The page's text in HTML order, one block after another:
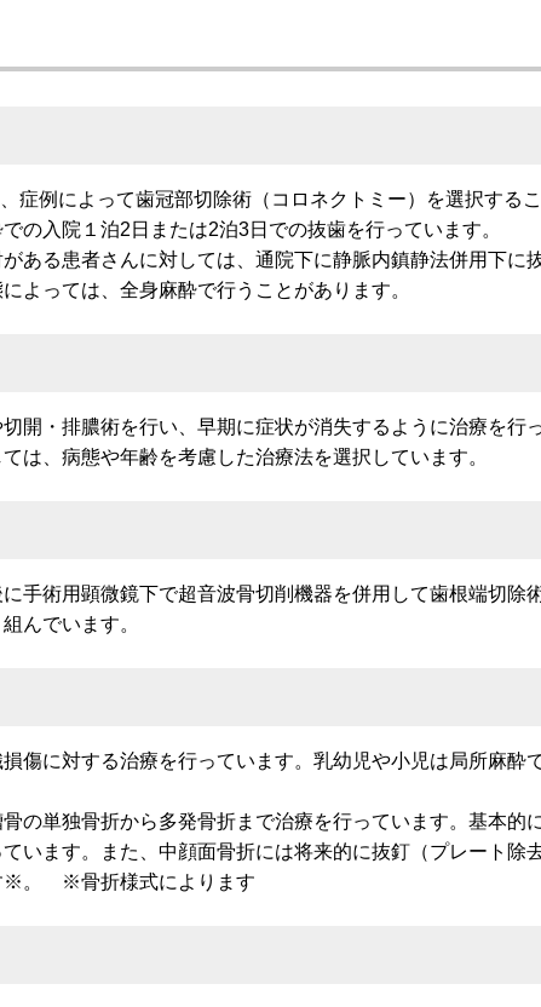
症例によって歯冠部切除術（コロネクトミー）を選択する
の入院１泊2日または2泊3日での抜歯を行っています。
ある患者さんに対しては、通院下に静脈内鎮静法併用下に
よっては、全身麻酔で行うことがあります。
開・排膿術を行い、早期に症状が消失するように治療を行
は、病態や年齢を考慮した治療法を選択しています。
手術用顕微鏡下で超音波骨切削機器を併用して歯根端切除
んでいます。
傷に対する治療を行っています。乳幼児や小児は局所麻酔
の単独骨折から多発骨折まで治療を行っています。基本的
います。また、中顔面骨折には将来的に抜釘（プレート除
※。 ※骨折様式によります